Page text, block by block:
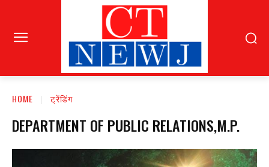
HOME ट्रेंडिंग
DEPARTMENT OF PUBLIC RELATIONS,M.P.